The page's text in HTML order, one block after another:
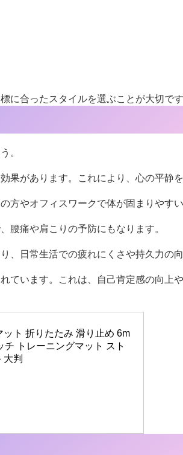
に合ったスタイルを選ぶことが大切です
。
があります。これにより、心の平静
やオフィスワークで体が固まりやすい
腰痛や肩こりの予防にもなります。
日常生活での疲れにくさや持久力の向
ています。これは、自己肯定感の向上
ト 折りたたみ 滑り止め 6m
トレーニングマット スト
判